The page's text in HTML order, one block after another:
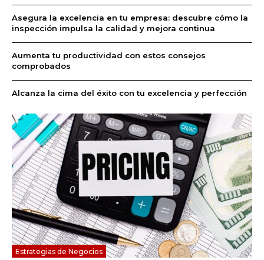
Asegura la excelencia en tu empresa: descubre cómo la
inspección impulsa la calidad y mejora continua
Aumenta tu productividad con estos consejos
comprobados
Alcanza la cima del éxito con tu excelencia y perfección
Estrategias de Negocios